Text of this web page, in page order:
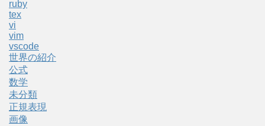
ruby
tex
vi
vim
vscode
世界の紹介
公式
数学
未分類
正規表現
画像